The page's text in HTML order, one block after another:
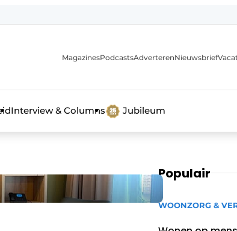
MagazinesPodcastsAdverterenNieuwsbrief
Interview & Columns Jubileum
Populair
WOONZORG &